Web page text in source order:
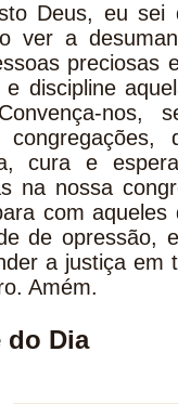
Deus, eu sei
ver a
preciosas
discipline
nos,
cura e
na nossa
com
de opressão,
a justiça em
Amém.
do Dia